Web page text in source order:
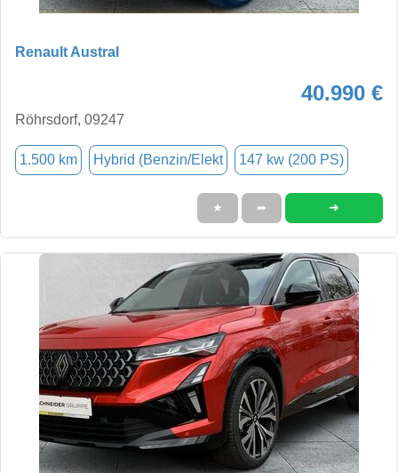
Renault Austral
40.990 €
Röhrsdorf, 09247
1.500 km Hybrid (Benzin/Elekt 147 kw (200 PS)
★ ➦ ➜